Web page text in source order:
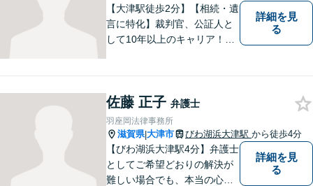
【大津駅徒歩2分】【相続・遺
言に特化】裁判官、公証人と
して10年以上のキャリア！親
抱えるお気持ちやご希望をぜ
ひお聞かせください！
詳細を見
る
佐藤 正子 弁護士
羽座岡法律事務所
滋賀県|大津市 びわ湖浜大津駅 から徒歩4分
【びわ湖浜大津駅4分】弁護士
としてご希望どおりの解決が
難しい場合でも、本当の心の
詳細を見
る